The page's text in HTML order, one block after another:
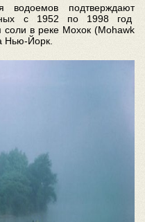
водоемов подтверждают
с 1952 по 1998 год
в реке Мохок (Mohawk
Нью-Йорк.